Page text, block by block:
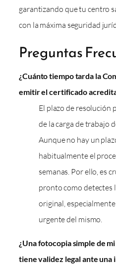
garantizando que tu centro
con la máxima seguridad
Preguntas
¿Cuánto tiempo tarda la
emitir el certificado
El plazo de resolución
de la carga de trabajo
Aunque no hay un
habitualmente el
semanas. Por ello, es
pronto como detectes
original,
urgente del mismo.
¿Una fotocopia simple de
tiene validez legal ante una